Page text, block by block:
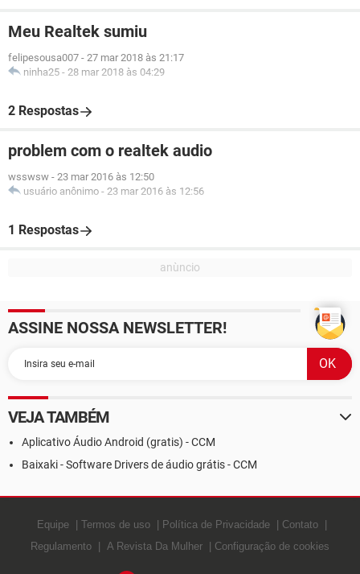
Meu Realtek sumiu
felipesousa007 - 27 mar 2018 às 21:17
ninha25 - 28 mar 2018 às 04:29
2 Respostas
problem com o realtek audio
wsswsw - 23 mar 2016 às 12:50
usuário anônimo - 23 mar 2016 às 12:56
1 Respostas
ASSINE NOSSA NEWSLETTER!
VEJA TAMBÉM
Aplicativo Áudio Android (gratis) - CCM
Baixaki - Software Drivers de áudio grátis - CCM
Equipe Termos de uso Política de Privacidade
Contato
Regulamento
A Revista Da Mulher Configuração de cookies